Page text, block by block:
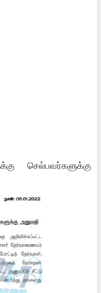
செல்பவர்களுக்கு